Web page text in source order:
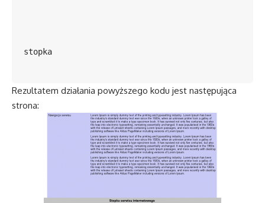
stopka
Rezultatem działania powyższego kodu jest następująca
strona: